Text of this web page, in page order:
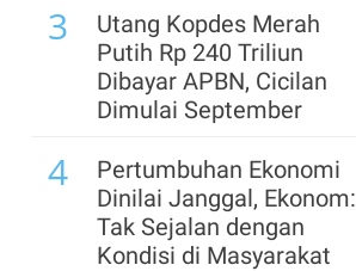
3
Utang Kopdes Merah
Putih Rp 240 Triliun
Dibayar APBN, Cicilan
Dimulai September
4
Pertumbuhan Ekonomi
Dinilai Janggal, Ekonom:
Tak Sejalan dengan
Kondisi di Masyarakat